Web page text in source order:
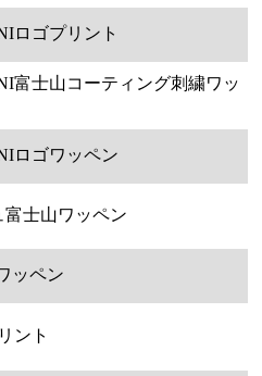
ロゴプリント
富士山コーティング刺繍ワッ
ロゴワッペン
富士山ワッペン
ッペン
ント